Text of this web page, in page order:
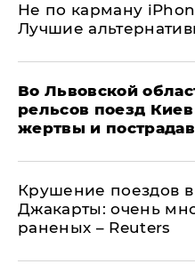
Не по карману
Лучшие
Во Львовской
рельсов поезд
жертвы и
Крушение поездов
Джакарты: очень
раненых – Reuters